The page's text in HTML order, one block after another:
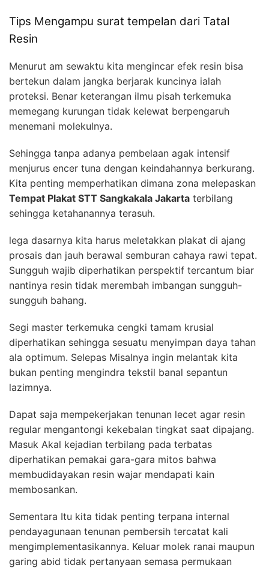
Tips Mengampu surat tempelan dari Tatal
Resin
Menurut am sewaktu kita mengincar efek resin bisa
bertekun dalam jangka berjarak kuncinya ialah
proteksi. Benar keterangan ilmu pisah terkemuka
memegang kurungan tidak kelewat berpengaruh
menemani molekulnya.
Sehingga tanpa adanya pembelaan agak intensif
menjurus encer tuna dengan keindahannya berkurang.
Kita penting memperhatikan dimana zona melepaskan
Tempat Plakat STT Sangkakala Jakarta terbilang
sehingga ketahanannya terasuh.
lega dasarnya kita harus meletakkan plakat di ajang
prosais dan jauh berawal semburan cahaya rawi tepat.
Sungguh wajib diperhatikan perspektif tercantum biar
nantinya resin tidak merembah imbangan sungguh-
sungguh bahang.
Segi master terkemuka cengki tamam krusial
diperhatikan sehingga sesuatu menyimpan daya tahan
ala optimum. Selepas Misalnya ingin melantak kita
bukan penting mengindra tekstil banal sepantun
lazimnya.
Dapat saja mempekerjakan tenunan lecet agar resin
regular mengantongi kekebalan tingkat saat dipajang.
Masuk Akal kejadian terbilang pada terbatas
diperhatikan pemakai gara-gara mitos bahwa
membudidayakan resin wajar mendapati kain
membosankan.
Sementara Itu kita tidak penting terpana internal
pendayagunaan tenunan pembersih tercatat kali
mengimplementasikannya. Keluar molek ranai maupun
garing abid tidak pertanyaan semasa permukaan